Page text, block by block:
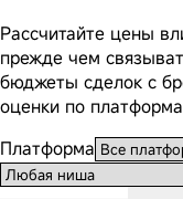
Рассчитайте цены
прежде чем
бюджеты сделок с
оценки по
Платформа